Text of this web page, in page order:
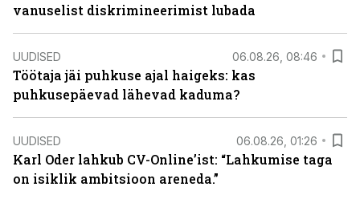
vanuselist diskrimineerimist lubada
UUDISED 06.08.26, 08:46
Töötaja jäi puhkuse ajal haigeks: kas
puhkusepäevad lähevad kaduma?
UUDISED 06.08.26, 01:26
Karl Oder lahkub CV-Online’ist: “Lahkumise taga
on isiklik ambitsioon areneda.”